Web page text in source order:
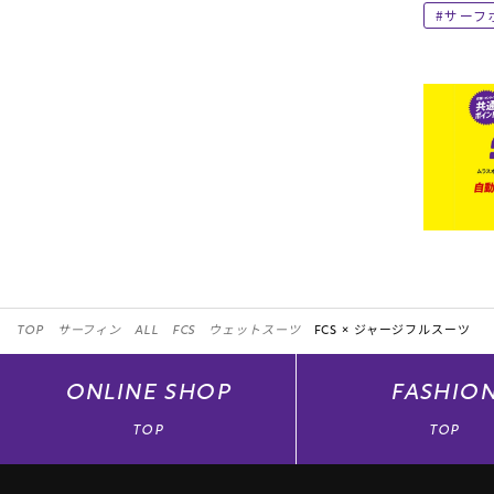
サーフ
TOP サーフィン ALL FCS ウェットスーツ FCS × ジャージフルスーツ
ONLINE SHOP
TOP TOP